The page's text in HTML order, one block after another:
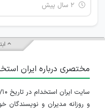
مختصری درباره ایران
و روزانه مدیران و